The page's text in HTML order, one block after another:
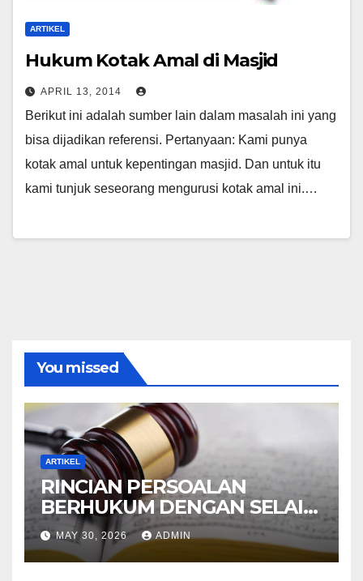
ARTIKEL
Hukum Kotak Amal di Masjid
APRIL 13, 2014
Berikut ini adalah sumber lain dalam masalah ini yang
bisa dijadikan referensi. Pertanyaan: Kami punya
kotak amal untuk kepentingan masjid. Dan untuk itu
kami tunjuk seseorang mengurusi kotak amal ini.…
You missed
ARTIKEL
RINCIAN PERSOALAN
BERHUKUM DENGAN SELAIN
HUKUM ALLAH DALAM
KITAB AT-TAMHID SYARAH
KITAB AT-TAUHID
MAY 30, 2026 ADMIN